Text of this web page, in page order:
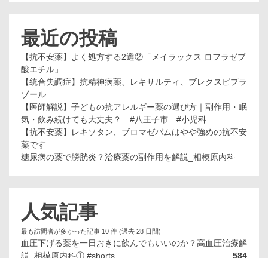
最近の投稿
【抗不安薬】よく処方する2選②「メイラックス ロフラゼプ
酸エチル」
【統合失調症】抗精神病薬、レキサルティ、ブレクスピプラ
ゾール
【医師解説】子どもの抗アレルギー薬の選び方｜副作用・眠
気・飲み続けても大丈夫？ #八王子市 #小児科
【抗不安薬】レキソタン、ブロマゼパムはやや強めの抗不安
薬です
糖尿病の薬で膀胱炎？治療薬の副作用を解説_相模原内科
人気記事
最も訪問者が多かった記事 10 件 (過去 28 日間)
血圧下げる薬を一日おきに飲んでもいいのか？高血圧治療解
説_相模原内科① #shorts
584